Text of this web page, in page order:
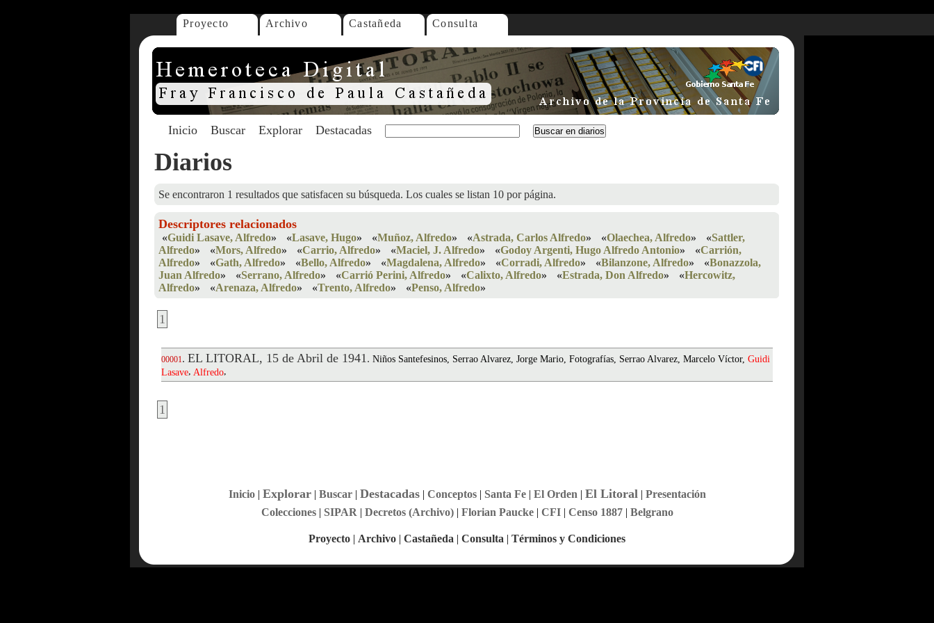
Proyecto Archivo Castañeda Consulta
Inicio Buscar Explorar Destacadas
Diarios
Se encontraron 1 resultados que satisfacen su búsqueda. Los cuales se listan 10 por página.
Descriptores relacionados
«Guidi Lasave, Alfredo» «Lasave, Hugo» «Muñoz, Alfredo» «Astrada, Carlos Alfredo» «Olaechea, Alfredo» «Sattler,
Alfredo» «Mors, Alfredo» «Carrio, Alfredo» «Maciel, J. Alfredo» «Godoy Argenti, Hugo Alfredo Antonio» «Carrión,
Alfredo» «Gath, Alfredo» «Bello, Alfredo» «Magdalena, Alfredo» «Corradi, Alfredo» «Bilanzone, Alfredo» «Bonazzola,
Juan Alfredo» «Serrano, Alfredo» «Carrió Perini, Alfredo» «Calixto, Alfredo» «Estrada, Don Alfredo» «Hercowitz,
Alfredo» «Arenaza, Alfredo» «Trento, Alfredo» «Penso, Alfredo»
1
00001. EL LITORAL, 15 de Abril de 1941. Niños Santefesinos, Serrao Alvarez, Jorge Mario, Fotografías, Serrao Alvarez, Marcelo Víctor, Guidi
Lasave, Alfredo,
1
Inicio| Explorar| Buscar| Destacadas| Conceptos| Santa Fe| El Orden | El Litoral | Presentación
Colecciones| SIPAR | Decretos (Archivo)| Florian Paucke| CFI| Censo 1887| Belgrano
Proyecto | Archivo | Castañeda | Consulta | Términos y Condiciones